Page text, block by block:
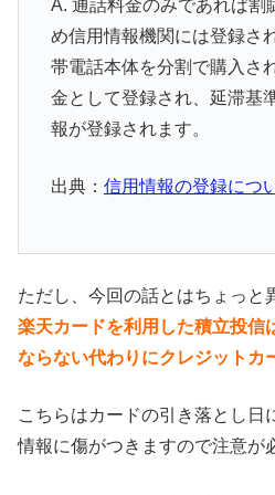
A. 通話料金のみであれば割
め信用情報機関には登録さ
帯電話本体を分割で購入さ
金として登録され、延滞基
報が登録されます。
出典： 信用情報の登録につ
ただし、今回の話とはちょっと
楽天カードを利用した積立投信
ならない代わりにクレジットカ
こちらはカードの引き落とし日
情報に傷がつきますので注意が